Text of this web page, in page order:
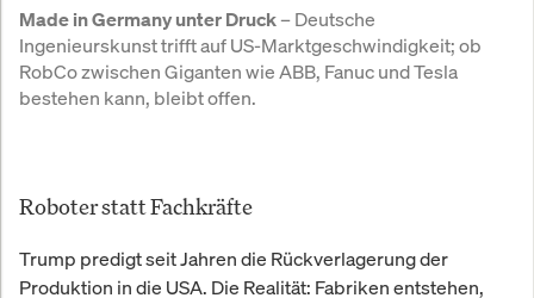
Made in Germany unter Druck – Deutsche
Ingenieurskunst trifft auf US-Marktgeschwindigkeit; ob
RobCo zwischen Giganten wie ABB, Fanuc und Tesla
bestehen kann, bleibt offen.
Roboter statt Fachkräfte
Trump predigt seit Jahren die Rückverlagerung der
Produktion in die USA. Die Realität: Fabriken entstehen,